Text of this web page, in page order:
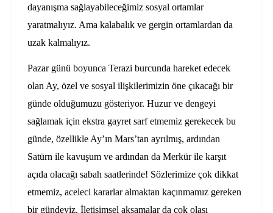
dayanışma sağlayabileceğimiz sosyal ortamlar
yaratmalıyız. Ama kalabalık ve gergin ortamlardan da
uzak kalmalıyız.
Pazar günü boyunca Terazi burcunda hareket edecek
olan Ay, özel ve sosyal ilişkilerimizin öne çıkacağı bir
günde olduğumuzu gösteriyor. Huzur ve dengeyi
sağlamak için ekstra gayret sarf etmemiz gerekecek bu
günde, özellikle Ay’ın Mars’tan ayrılmış, ardından
Satürn ile kavuşum ve ardından da Merkür ile karşıt
açıda olacağı sabah saatlerinde! Sözlerimize çok dikkat
etmemiz, aceleci kararlar almaktan kaçınmamız gereken
bir gündeyiz. İletişimsel aksamalar da çok olası